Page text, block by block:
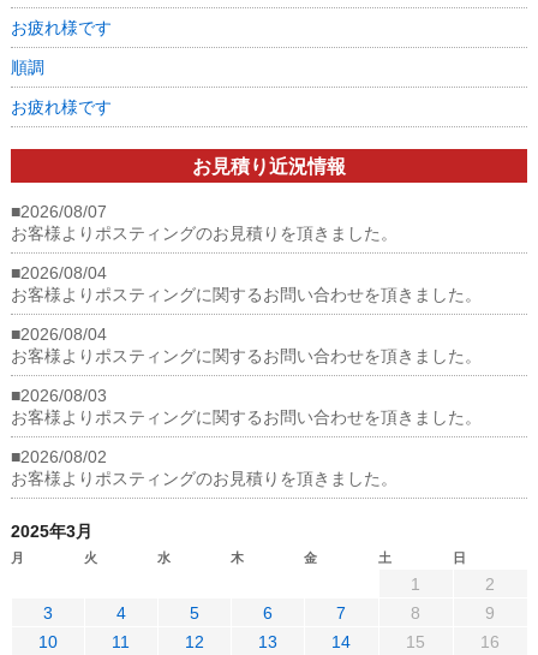
は
お疲れ様です
順調
お疲れ様です
お見積り近況情報
■2026/08/07
お客様よりポスティングのお見積りを頂きました。
■2026/08/04
お客様よりポスティングに関するお問い合わせを頂きました。
■2026/08/04
お客様よりポスティングに関するお問い合わせを頂きました。
■2026/08/03
お客様よりポスティングに関するお問い合わせを頂きました。
■2026/08/02
お客様よりポスティングのお見積りを頂きました。
2025年3月
月 火 水 木 金 土 日
1
2
3
4 5 6 7 8
9
10
11 12 13 14 15
16